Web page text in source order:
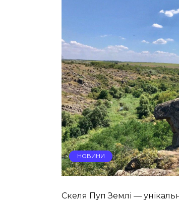
НОВИНИ
Скеля Пуп Землі —